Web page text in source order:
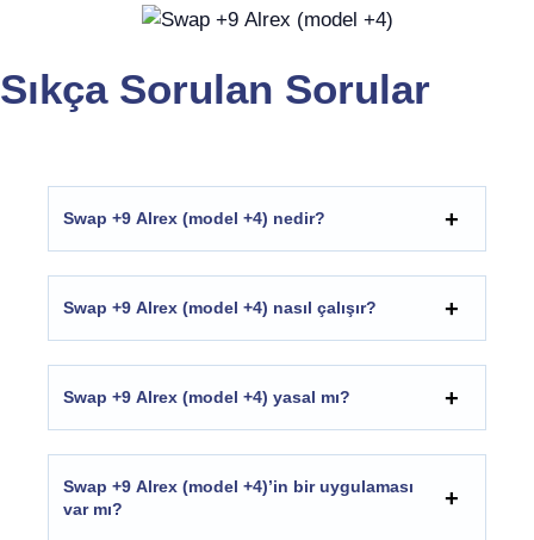
Sıkça Sorulan Sorular
Swap +9 Alrex (model +4) nedir?
Swap +9 Alrex (model +4) nasıl çalışır?
Swap +9 Alrex (model +4) yasal mı?
Swap +9 Alrex (model +4)’in bir uygulaması
var mı?